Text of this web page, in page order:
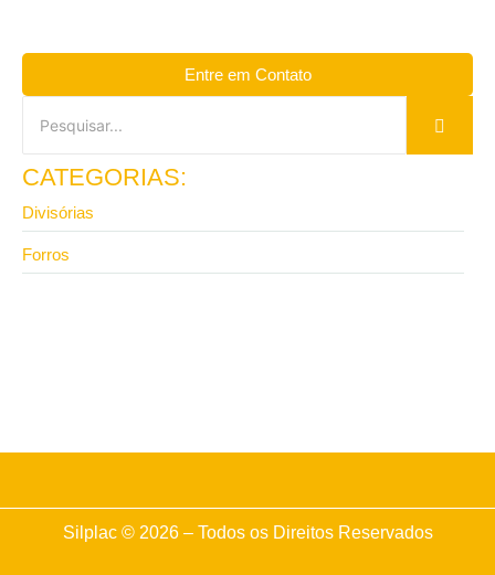
Entre em Contato
CATEGORIAS:
Divisórias
Forros
Silplac © 2026 – Todos os Direitos Reservados